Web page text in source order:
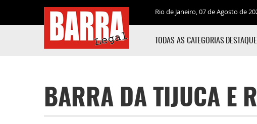
Rio de Janeiro, 07 de Agosto de
TODAS AS CATEGORIAS
BARRA DA TIJUCA E